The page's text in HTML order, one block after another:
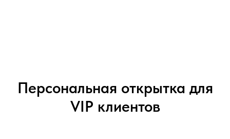
Персональная открытка для
VIP клиентов